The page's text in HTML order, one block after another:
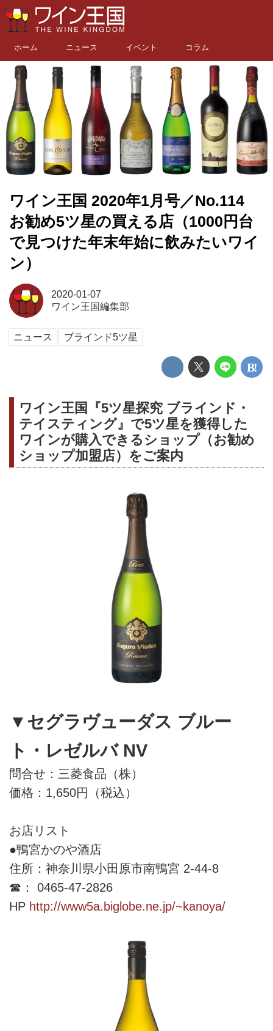
ホーム ニュース イベント コラム
ワイン王国 2020年1月号／No.114
お勧め5ツ星の買える店（1000円台
で見つけた年末年始に飲みたいワイ
ン）
2020-01-07
ワイン王国編集部
ニュース ブラインド5ツ星
ワイン王国『5ツ星探究 ブラインド・
テイスティング』で5ツ星を獲得した
ワインが購入できるショップ（お勧め
ショップ加盟店）をご案内
▼セグラヴューダス ブルー
ト・レゼルバ NV
問合せ：三菱食品（株）
価格：1,650円（税込）
お店リスト
●鴨宮かのや酒店
住所：神奈川県小田原市南鴨宮 2-44-8
☎： 0465-47-2826
HP http://www5a.biglobe.ne.jp/~kanoya/